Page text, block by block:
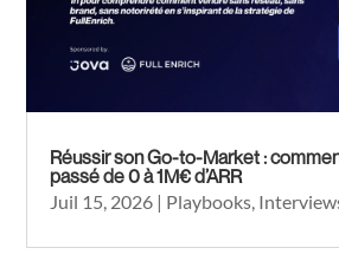
Réussir son Go-to-Market :
passé de 0 à 1M€ d’ARR
Juil 15, 2026 | Playbooks,